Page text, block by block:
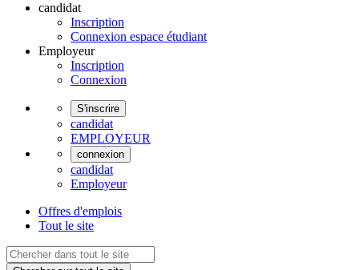
candidat
Inscription
Connexion espace étudiant
Employeur
Inscription
Connexion
S'inscrire
candidat
EMPLOYEUR
connexion
candidat
Employeur
Offres d'emplois
Tout le site